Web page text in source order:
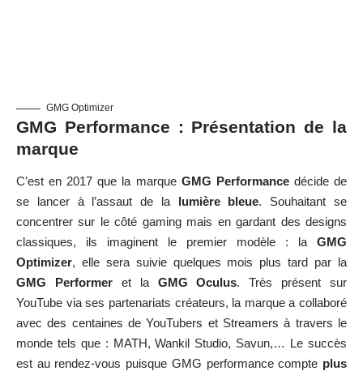
GMG Optimizer
GMG Performance : Présentation de la
marque
C’est en 2017 que la marqueGMG Performancedécide de
se lancer à l’assaut de la lumière bleue. Souhaitant se
concentrer sur le côté gaming mais en gardant des designs
classiques, ils imaginent le premier modèle : la GMG
Optimizer, elle sera suivie quelques mois plus tard par la
GMG Performeret la GMG Oculus. Très présent sur
YouTube via ses partenariats créateurs, la marque a collaboré
avec des centaines de YouTubers et Streamers à travers le
monde tels que : MATH, Wankil Studio, Savun,… Le succès
est au rendez-vous puisque GMG performance compte plus